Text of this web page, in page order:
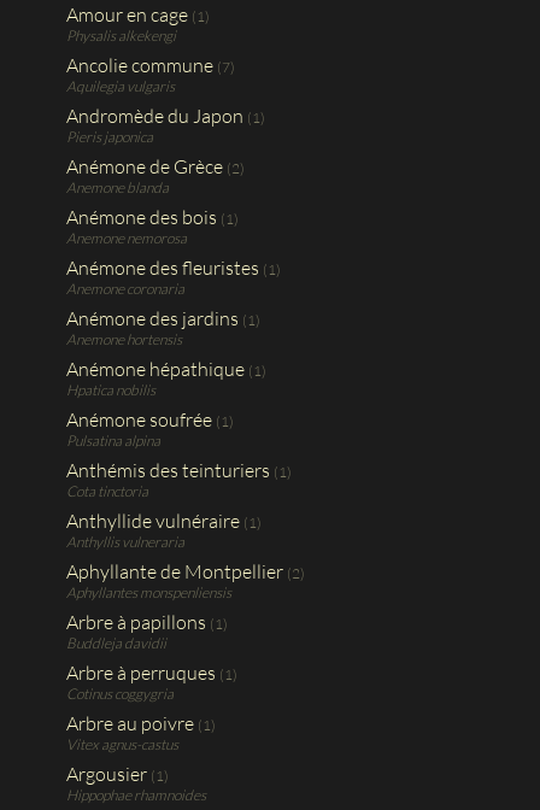
Amour en cage (1)
Physalis alkekengi
Ancolie commune (7)
Aquilegia vulgaris
Andromède du Japon (1)
Pieris japonica
Anémone de Grèce (2)
Anemone blanda
Anémone des bois (1)
Anemone nemorosa
Anémone des fleuristes (1)
Anemone coronaria
Anémone des jardins (1)
Anemone hortensis
Anémone hépathique (1)
Hpatica nobilis
Anémone soufrée (1)
Pulsatina alpina
Anthémis des teinturiers (1)
Cota tinctoria
Anthyllide vulnéraire (1)
Anthyllis vulneraria
Aphyllante de Montpellier (2)
Aphyllantes monspenliensis
Arbre à papillons (1)
Buddleja davidii
Arbre à perruques (1)
Cotinus coggygria
Arbre au poivre (1)
Vitex agnus-castus
Argousier (1)
Hippophae rhamnoides